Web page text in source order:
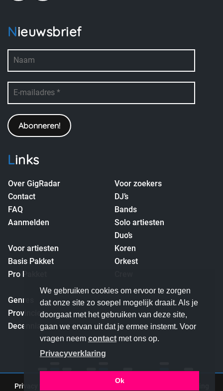
Nieuwsbrief
Links
Over GigRadar
Voor zoekers
Contact
DJ’s
FAQ
Bands
Aanmelden
Solo artiesten
Duo’s
Voor artiesten
Koren
Basis Pakket
Orkest
Pro Pakket
Genres
Provincies
Decennia
Privacy verklaring Algemene voorwaarden
We gebruiken cookies om ervoor te zorgen
dat onze site zo soepel mogelijk draait. Als je
doorgaat met het gebruiken van deze site,
gaan we ervan uit dat je ermee instemt. Voor
vragen neem contact met ons op.
Privacyverklaring
Ok